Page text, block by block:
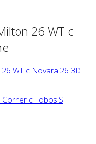
26 WT с
WT с Novara 26 3D